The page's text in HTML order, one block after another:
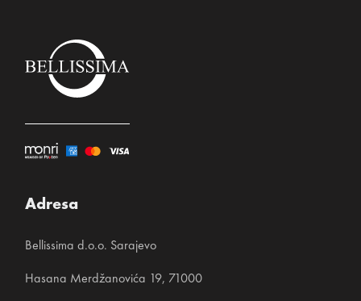
Adresa
Bellissima d.o.o. Sarajevo
Hasana Merdžanovića 19, 71000